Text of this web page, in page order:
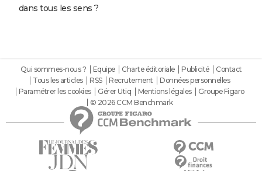
dans tous les sens ?
Qui sommes-nous ? Equipe Charte éditoriale Publicité
Contact
Tous les articles
RSS Recrutement
Données personnelles
Paramétrer les cookies
Gérer Utiq Mentions légales
Groupe Figaro
© 2026 CCM Benchmark